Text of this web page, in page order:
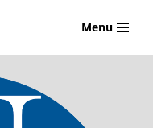
Menu